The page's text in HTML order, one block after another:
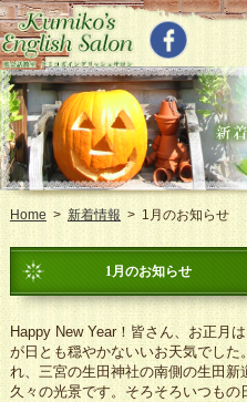
Home > 新着情報 > 1月のお知らせ
1月のお知らせ
Happy New Year！皆さん、お正月
が日とも穏やかないいお天気でし
れ、三宮の生田神社の南側の生田新
久々の光景です。そろそろいつもの